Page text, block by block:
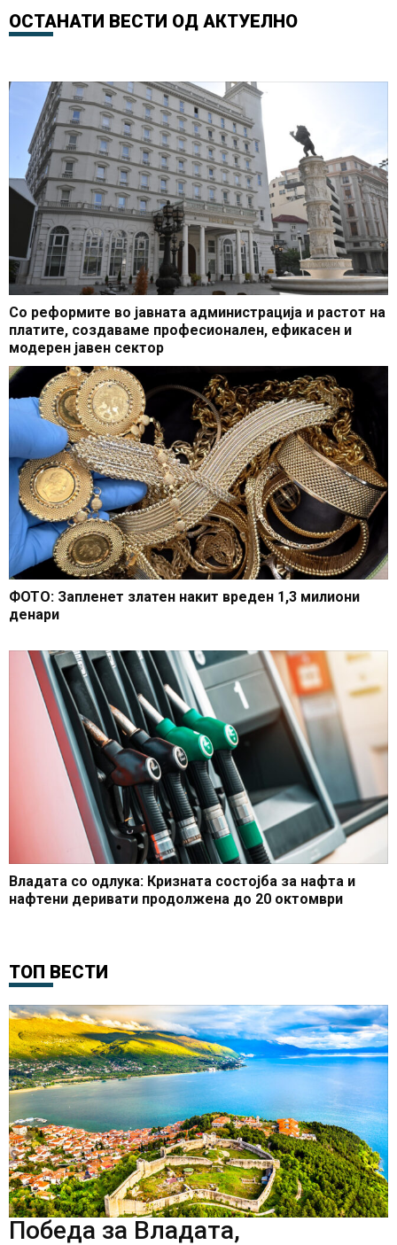
борат за живот
ОСТАНАТИ ВЕСТИ ОД АКТУЕЛНО
Со реформите во јавната администрација и растот на
платите, создаваме професионален, ефикасен и
модерен јавен сектор
ФОТО: Запленет златен накит вреден 1,3 милиони
денари
Владата со одлука: Кризната состојба за нафта и
нафтени деривати продолжена до 20 октомври
ТОП ВЕСТИ
Победа за Владата,